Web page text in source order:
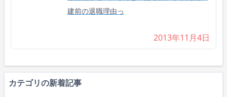
建前の退職理由っ
2013年11月4日
カテゴリの新着記事